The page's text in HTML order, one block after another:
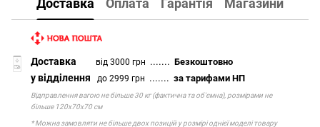
Доставка Оплата Гарантія Магазини
Доставка від 3000 грн .......Безкоштовно
у відділення до 2999 грн .......за тарифами НП
Відправлення вагою не більше 30 кг (фактична та об'ємна), розмірами не
більше 120х70х70 см
* Можна замовляти не більше двох позицій у розмірі однієї моделі товару